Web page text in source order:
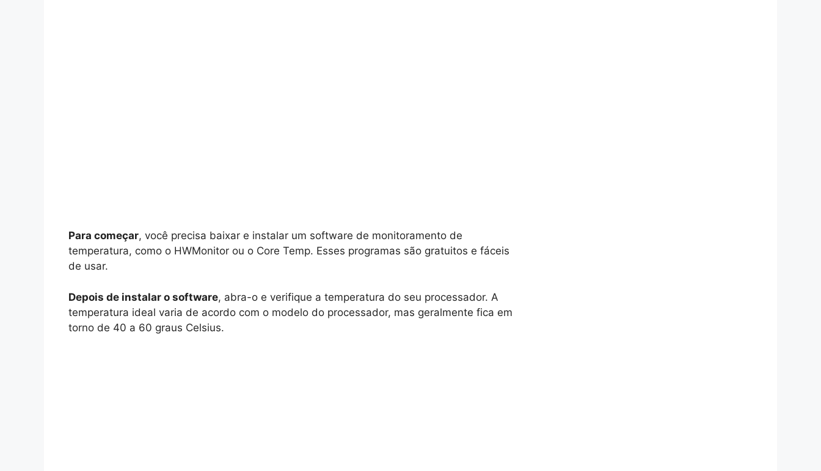
Para começar, você precisa baixar e instalar um software de monitoramento de
temperatura, como o HWMonitor ou o Core Temp. Esses programas são gratuitos e fáceis
de usar.
Depois de instalar o software, abra-o e verifique a temperatura do seu processador. A
temperatura ideal varia de acordo com o modelo do processador, mas geralmente fica em
torno de 40 a 60 graus Celsius.